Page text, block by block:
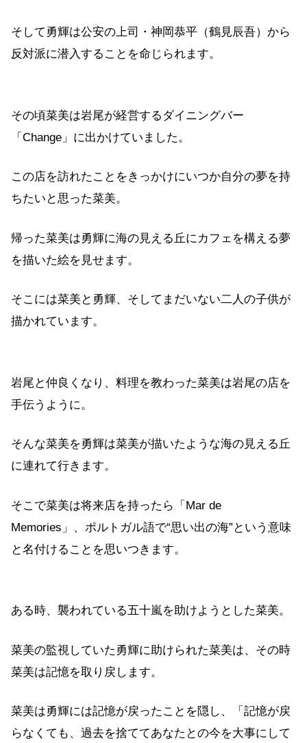
そして勇輝は公安の上司・神岡恭平（鶴見辰吾）から
反対派に潜入することを命じられます。
その頃菜美は岩尾が経営するダイニングバー
「Change」に出かけていました。
この店を訪れたことをきっかけにいつか自分の夢を持
ちたいと思った菜美。
帰った菜美は勇輝に海の見える丘にカフェを構える夢
を描いた絵を見せます。
そこには菜美と勇輝、そしてまだいない二人の子供が
描かれています。
岩尾と仲良くなり、料理を教わった菜美は岩尾の店を
手伝うように。
そんな菜美を勇輝は菜美が描いたような海の見える丘
に連れて行きます。
そこで菜美は将来店を持ったら「Mar de
Memories」、ポルトガル語で“思い出の海”という意味
と名付けることを思いつきます。
ある時、襲われている五十嵐を助けようとした菜美。
菜美の監視していた勇輝に助けられた菜美は、その時
菜美は記憶を取り戻します。
菜美は勇輝には記憶が戻ったことを隠し、「記憶が戻
らなくても、過去を捨ててあなたとの今を大事にして